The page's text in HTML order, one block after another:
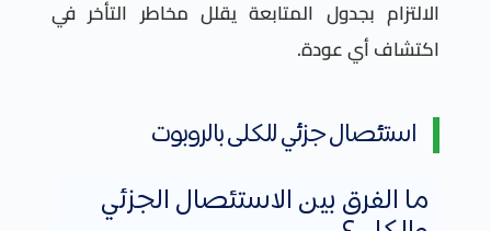
الالتزام بجدول المتابعة يقلل مخاطر التأخر في
اكتشاف أي عودة.
استئصال جزئي للكلى بالروبوت
ما الفرق بين الاستئصال الجزئي